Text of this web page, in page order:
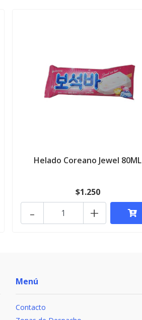
Helado Coreano Jewel 80ML
$1.250
+
-
Menú
Contacto